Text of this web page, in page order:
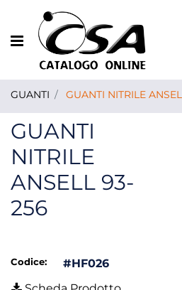
Open menu
GUANTI GUANTI NITRILE
GUANTI
NITRILE
ANSELL 93-
256
Codice:
#HF026